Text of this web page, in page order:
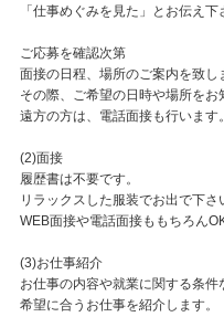
「仕事めぐみを見た」とお伝え下
ご応募を確認次第
面接の日程、場所のご案内を致し
その際、ご希望の日時や場所をお
遠方の方は、電話面接も行います。
(2)面接
履歴書は不要です。
リラックスした服装でお出で下さ
WEB面接や電話面接ももちろんOK
(3)お仕事紹介
お仕事の内容や就業に関する条件
希望に合うお仕事を紹介します。